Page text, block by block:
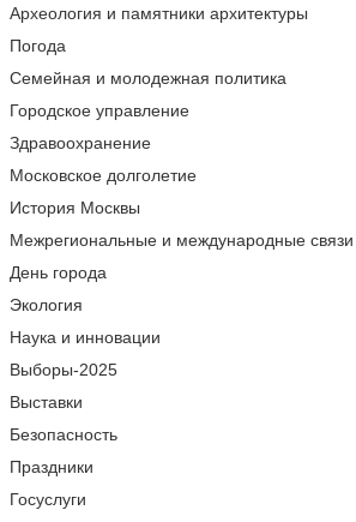
Археология и памятники архитектуры
Погода
Семейная и молодежная политика
Городское управление
Здравоохранение
Московское долголетие
История Москвы
Межрегиональные и международные связи
День города
Экология
Наука и инновации
Выборы-2025
Выставки
Безопасность
Праздники
Госуслуги